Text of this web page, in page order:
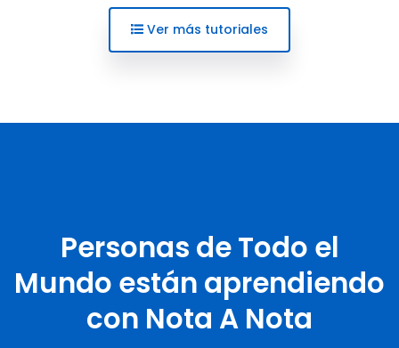
Ver más tutoriales
Personas de Todo el
Mundo están aprendiendo
con Nota A Nota